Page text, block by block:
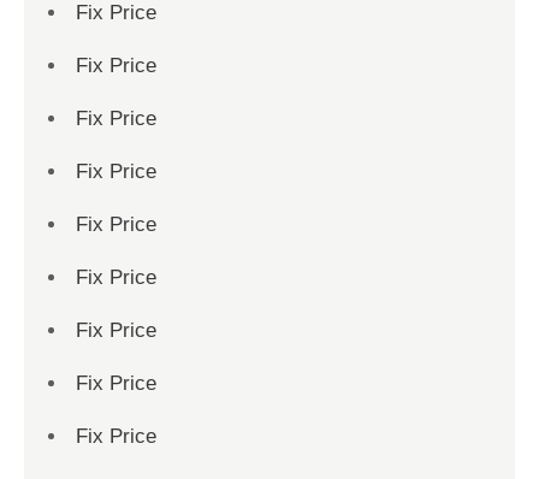
Fix Price
Fix Price
Fix Price
Fix Price
Fix Price
Fix Price
Fix Price
Fix Price
Fix Price